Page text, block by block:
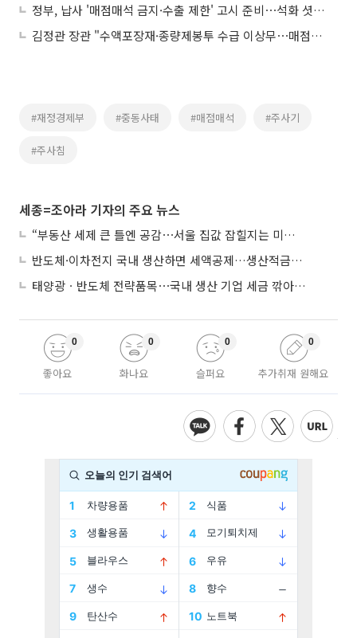
정부, 납사 '매점매석 금지·수출 제한' 고시 준비⋯석화 셧다운 막는다
김정관 장관 "수액포장재·종량제봉투 수급 이상무⋯매점매석 무관용 엄단"
#재정경제부 #중동사태 #매점매석 #주사기
#주사침
세종=조아라 기자의 주요 뉴스
“부동산 세제 큰 틀엔 공감⋯서울 집값 잡힐지는 미지수”
반도체·이차전지 국내 생산하면 세액공제…생산적금융 ISA 신설
태양광ㆍ반도체 전략품목⋯국내 생산 기업 세금 깎아준다
좋아요
0
화나요
0
슬퍼요
0
추가취재 원해요
0